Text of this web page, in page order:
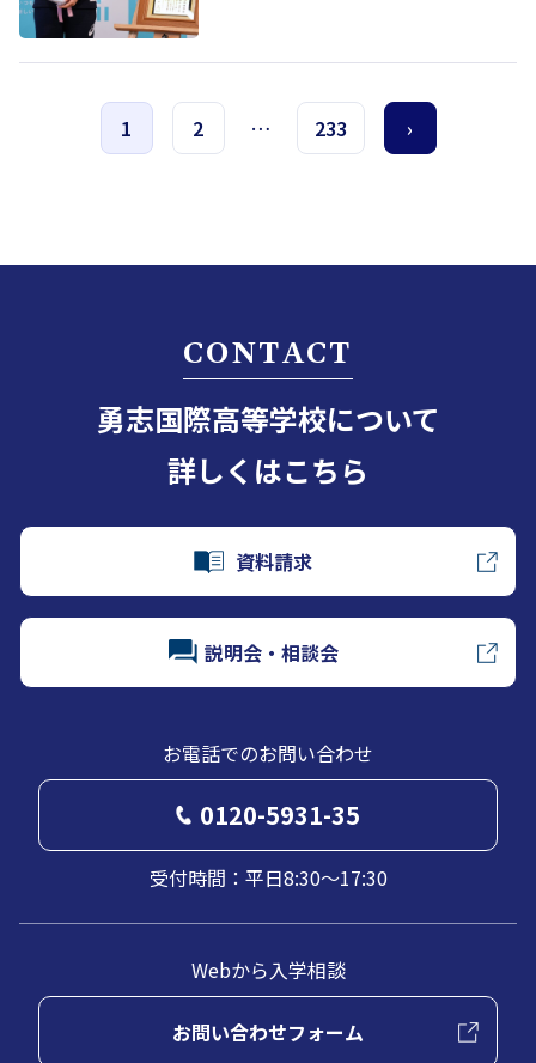
1 2 … 233 ›
CONTACT
勇志国際高等学校について
詳しくはこちら
資料請求
説明会・相談会
お電話でのお問い合わせ
0120-5931-35
受付時間：平日8:30～17:30
Webから入学相談
お問い合わせフォーム